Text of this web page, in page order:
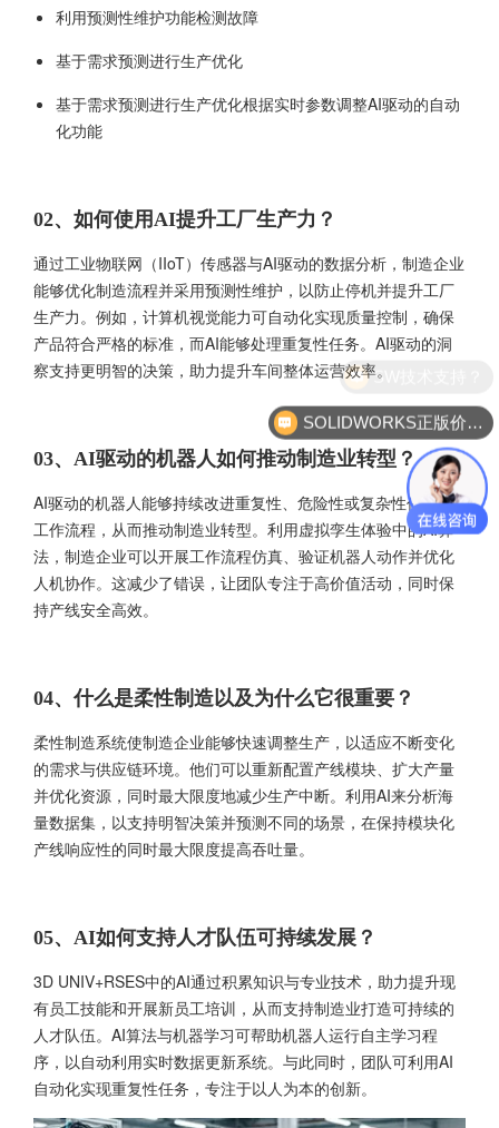
利用预测性维护功能检测故障
基于需求预测进行生产优化
基于需求预测进行生产优化根据实时参数调整AI驱动的自动
化功能
02、如何使用AI提升工厂生产力？
通过工业物联网（IIoT）传感器与AI驱动的数据分析，制造企业
能够优化制造流程并采用预测性维护，以防止停机并提升工厂
生产力。例如，计算机视觉能力可自动化实现质量控制，确保
产品符合严格的标准，而AI能够处理重复性任务。AI驱动的洞
察支持更明智的决策，助力提升车间整体运营效率。
03、AI驱动的机器人如何推动制造业转型？
AI驱动的机器人能够持续改进重复性、危险性或复杂性任务的
工作流程，从而推动制造业转型。利用虚拟孪生体验中的AI算
法，制造企业可以开展工作流程仿真、验证机器人动作并优化
人机协作。这减少了错误，让团队专注于高价值活动，同时保
持产线安全高效。
04、什么是柔性制造以及为什么它很重要？
柔性制造系统使制造企业能够快速调整生产，以适应不断变化
的需求与供应链环境。他们可以重新配置产线模块、扩大产量
并优化资源，同时最大限度地减少生产中断。利用AI来分析海
量数据集，以支持明智决策并预测不同的场景，在保持模块化
产线响应性的同时最大限度提高吞吐量。
05、AI如何支持人才队伍可持续发展？
3D UNIV+RSES中的AI通过积累知识与专业技术，助力提升现
有员工技能和开展新员工培训，从而支持制造业打造可持续的
人才队伍。AI算法与机器学习可帮助机器人运行自主学习程
序，以自动利用实时数据更新系统。与此同时，团队可利用AI
自动化实现重复性任务，专注于以人为本的创新。